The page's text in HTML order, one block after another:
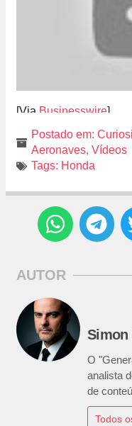
[Via Businesswire]
Postado em:
Aeronaves, Vídeos
Tags: Honda
AUTOR
Simon
O
analista
de
Todos